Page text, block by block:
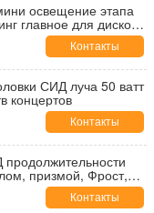
освещение этапа
главное для диско/
Контакты
СИД луча 50 ватт
концертов
Контакты
призмой, Фрост,
Контакты